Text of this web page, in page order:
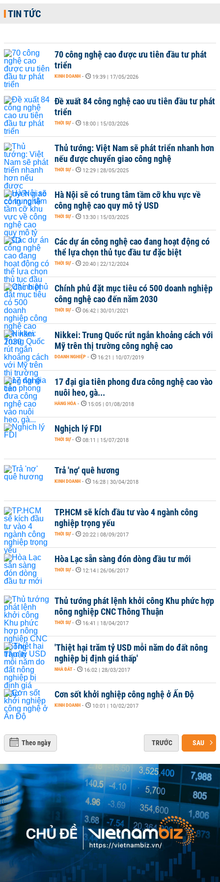
TIN TỨC
70 công nghệ cao được ưu tiên đầu tư phát
triển
KINH DOANH - 19:39 | 17/05/2026
Đề xuất 84 công nghệ cao ưu tiên đầu tư phát
triển
THỜI SỰ - 18:00 | 15/03/2026
Thủ tướng: Việt Nam sẽ phát triển nhanh hơn
nếu được chuyển giao công nghệ
THỜI SỰ - 12:29 | 28/05/2025
Hà Nội sẽ có trung tâm tầm cỡ khu vực về
công nghệ cao quy mô tỷ USD
THỜI SỰ - 13:30 | 15/03/2025
Các dự án công nghệ cao đang hoạt động có
thể lựa chọn thủ tục đầu tư đặc biệt
THỜI SỰ - 20:40 | 22/12/2024
Chính phủ đặt mục tiêu có 500 doanh nghiệp
công nghệ cao đến năm 2030
THỜI SỰ - 06:42 | 30/01/2021
Nikkei: Trung Quốc rút ngắn khoảng cách với
Mỹ trên thị trường công nghệ cao
DOANH NGHIỆP - 16:21 | 10/07/2019
17 đại gia tiên phong đưa công nghệ cao vào
nuôi heo, gà...
HÀNG HÓA - 15:05 | 01/08/2018
Nghịch lý FDI
THỜI SỰ - 08:11 | 15/07/2018
Trả 'nợ' quê hương
KINH DOANH - 16:28 | 30/04/2018
TP.HCM sẽ kích đầu tư vào 4 ngành công
nghiệp trọng yếu
THỜI SỰ - 20:22 | 08/09/2017
Hòa Lạc sẵn sàng đón dòng đầu tư mới
THỜI SỰ - 12:14 | 26/06/2017
Thủ tướng phát lệnh khởi công Khu phức hợp
nông nghiệp CNC Thông Thuận
THỜI SỰ - 16:41 | 18/04/2017
'Thiệt hại trăm tỷ USD mỗi năm do đất nông
nghiệp bị định giá thấp'
NHÀ ĐẤT - 16:02 | 28/03/2017
Cơn sốt khởi nghiệp công nghệ ở Ấn Độ
KINH DOANH - 10:01 | 10/02/2017
Theo ngày TRƯỚC SAU